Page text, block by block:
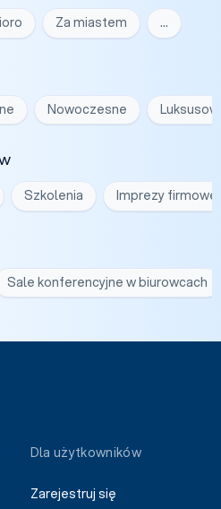
Za miastem …
Nowoczesne
Szkolenia Imprezy firmowe
Sale konferencyjne w biurowcach
Dla użytkowników
Zarejestruj się